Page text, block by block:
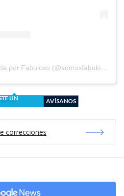
Una publicación compartida por Fabuloso (@somosfabuloso)
UN
AVÍSANOS
correcciones